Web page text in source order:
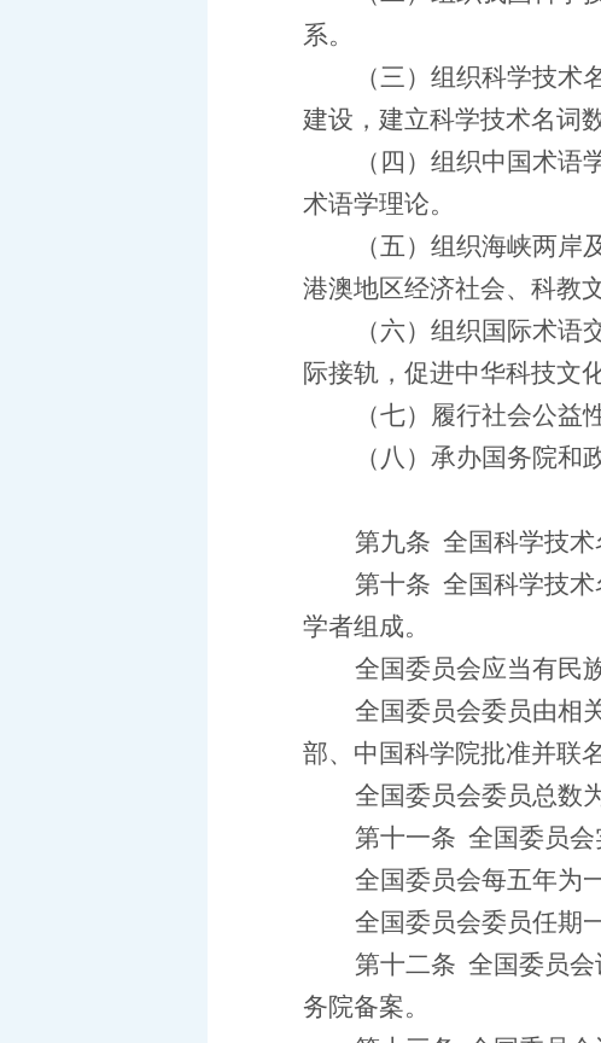
系。
（三）组织科学技
建设，建立科学技术名词
（四）组织中国术
术语学理论。
（五）组织海峡两
港澳地区经济社会、科教
（六）组织国际术
际接轨，促进中华科技文
（七）履行社会公益
（八）承办国务院和
第九条 全国科学技术
第十条 全国科学技
学者组成。
全国委员会应当有民
全国委员会委员由相
部、中国科学院批准并联
全国委员会委员总数
第十一条 全国委员会
全国委员会每五年为
全国委员会委员任期
第十二条 全国委员
务院备案。